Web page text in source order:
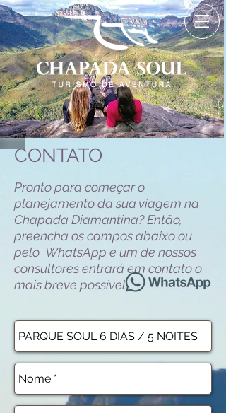
CONTATO
Pronto para começar o
planejamento da sua viagem na
Chapada Diamantina? Então,
preencha os campos abaixo ou
pelo WhatsApp e um de nossos
consultores entrará em contato o
mais breve possível